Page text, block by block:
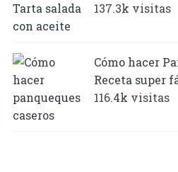
137.3k visitas
Cómo hacer
Receta super
116.4k visitas